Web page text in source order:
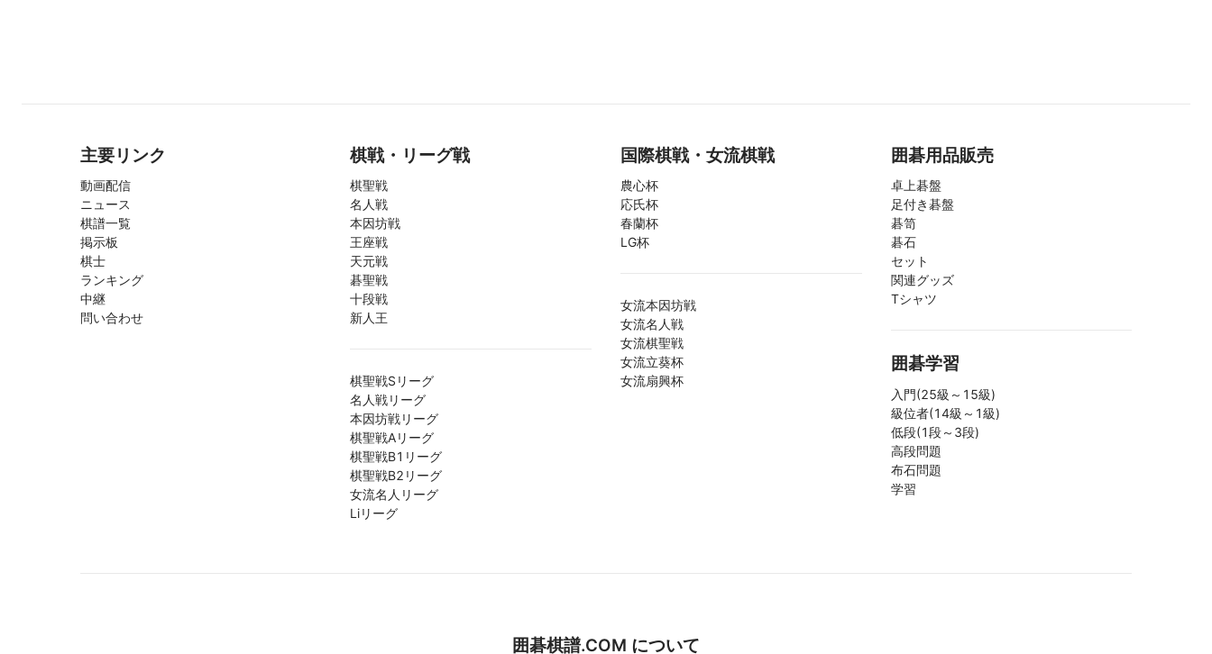
主要リンク
動画配信
ニュース
棋譜一覧
掲示板
棋士
ランキング
中継
問い合わせ
棋戦・リーグ戦
棋聖戦
名人戦
本因坊戦
王座戦
天元戦
碁聖戦
十段戦
新人王
棋聖戦Sリーグ
名人戦リーグ
本因坊戦リーグ
棋聖戦Aリーグ
棋聖戦B1リーグ
棋聖戦B2リーグ
女流名人リーグ
Liリーグ
国際棋戦・女流棋戦
農心杯
応氏杯
春蘭杯
LG杯
女流本因坊戦
女流名人戦
女流棋聖戦
女流立葵杯
女流扇興杯
囲碁用品販売
卓上碁盤
足付き碁盤
碁笥
碁石
セット
関連グッズ
Tシャツ
囲碁学習
入門(25級～15級)
級位者(14級～1級)
低段(1段～3段)
高段問題
布石問題
学習
囲碁棋譜.COM について